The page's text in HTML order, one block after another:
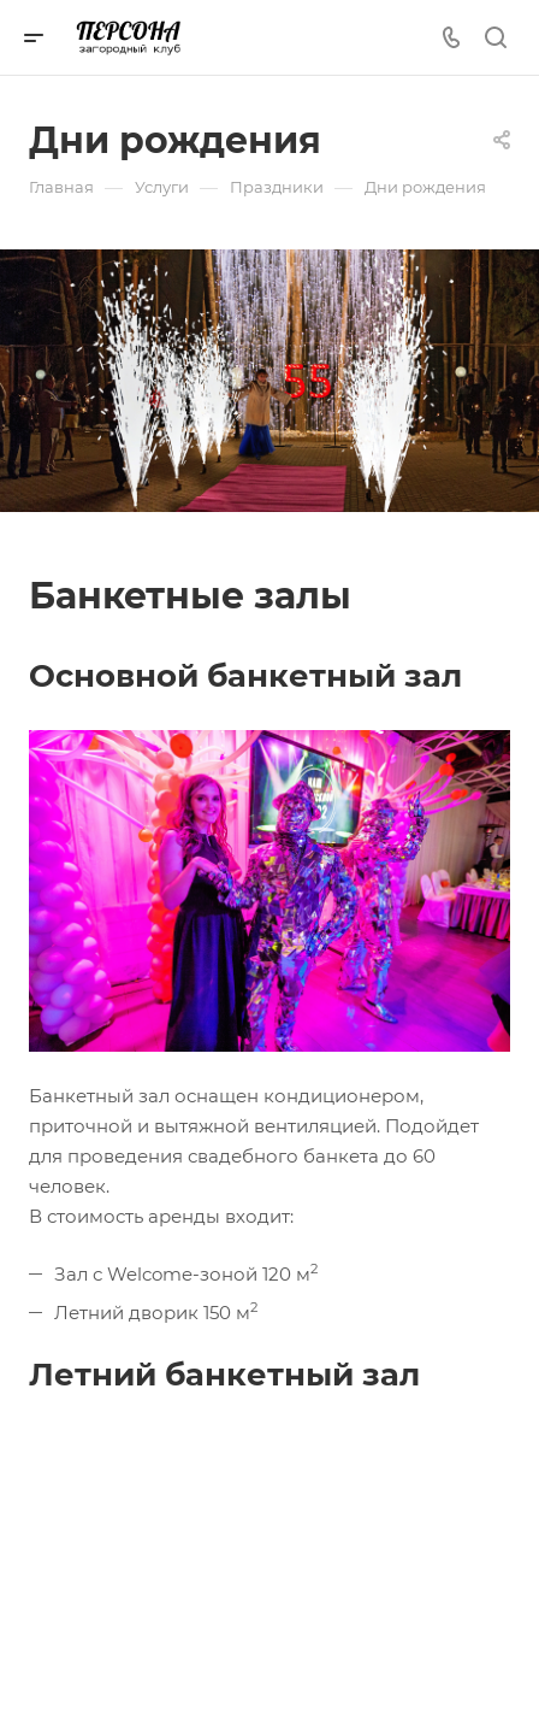
Дни рождения
Главная — Услуги — Праздники — Дни рождения
Банкетные залы
Основной банкетный зал
Банкетный зал оснащен кондиционером,
приточной и вытяжной вентиляцией. Подойдет
для проведения свадебного банкета до 60
человек.
В стоимость аренды входит:
Зал с Welcome-зоной 120 м2
Летний дворик 150 м2
Летний банкетный зал